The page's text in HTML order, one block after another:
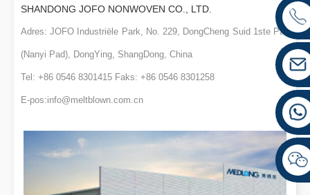
SHANDONG JOFO NONWOVEN CO., LTD.
Adres: JOFO Industriële Park, No. 229, DongCheng Suid 1ste Pad
(Nanyi Pad), DongYing, ShangDong, China
Tel: +86 0546 8301415 Faks: +86 0546 8301258
E-pos:info@meltblown.com.cn